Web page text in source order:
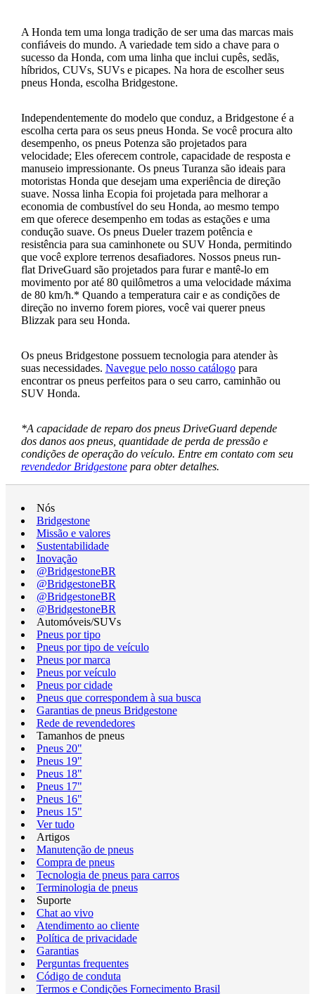
A Honda tem uma longa tradição de ser uma das marcas mais
confiáveis do mundo. A variedade tem sido a chave para o
sucesso da Honda, com uma linha que inclui cupês, sedãs,
híbridos, CUVs, SUVs e picapes. Na hora de escolher seus
pneus Honda, escolha Bridgestone.
Independentemente do modelo que conduz, a Bridgestone é a
escolha certa para os seus pneus Honda. Se você procura alto
desempenho, os pneus Potenza são projetados para
velocidade; Eles oferecem controle, capacidade de resposta e
manuseio impressionante. Os pneus Turanza são ideais para
motoristas Honda que desejam uma experiência de direção
suave. Nossa linha Ecopia foi projetada para melhorar a
economia de combustível do seu Honda, ao mesmo tempo
em que oferece desempenho em todas as estações e uma
condução suave. Os pneus Dueler trazem potência e
resistência para sua caminhonete ou SUV Honda, permitindo
que você explore terrenos desafiadores. Nossos pneus run-
flat DriveGuard são projetados para furar e mantê-lo em
movimento por até 80 quilômetros a uma velocidade máxima
de 80 km/h.* Quando a temperatura cair e as condições de
direção no inverno forem piores, você vai querer pneus
Blizzak para seu Honda.
Os pneus Bridgestone possuem tecnologia para atender às
suas necessidades. Navegue pelo nosso catálogopara
encontrar os pneus perfeitos para o seu carro, caminhão ou
SUV Honda.
*A capacidade de reparo dos pneus DriveGuard depende
dos danos aos pneus, quantidade de perda de pressão e
condições de operação do veículo. Entre em contato com seu
revendedor Bridgestonepara obter detalhes.
Nós
Bridgestone
Missão e valores
Sustentabilidade
Inovação
@BridgestoneBR
@BridgestoneBR
@BridgestoneBR
@BridgestoneBR
Automóveis/SUVs
Pneus por tipo
Pneus por tipo de veículo
Pneus por marca
Pneus por veículo
Pneus por cidade
Pneus que correspondem à sua busca
Garantias de pneus Bridgestone
Rede de revendedores
Tamanhos de pneus
Pneus 20"
Pneus 19"
Pneus 18"
Pneus 17"
Pneus 16"
Pneus 15"
Ver tudo
Artigos
Manutenção de pneus
Compra de pneus
Tecnologia de pneus para carros
Terminologia de pneus
Suporte
Chat ao vivo
Atendimento ao cliente
Política de privacidade
Garantias
Perguntas frequentes
Código de conduta
Termos e Condições Fornecimento Brasil